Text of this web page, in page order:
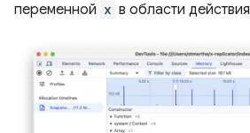
переменной x в области действия